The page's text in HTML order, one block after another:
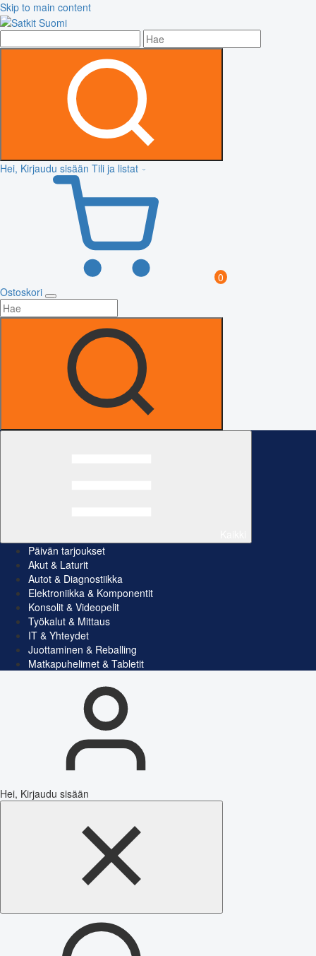
Skip to main content
Hei, Kirjaudu sisään Tili ja listat
0
Ostoskori
Päivän tarjoukset
Akut & Laturit
Autot & Diagnostiikka
Elektroniikka & Komponentit
Konsolit & Videopelit
Työkalut & Mittaus
IT & Yhteydet
Juottaminen & Reballing
Matkapuhelimet & Tabletit
Hei, Kirjaudu sisään